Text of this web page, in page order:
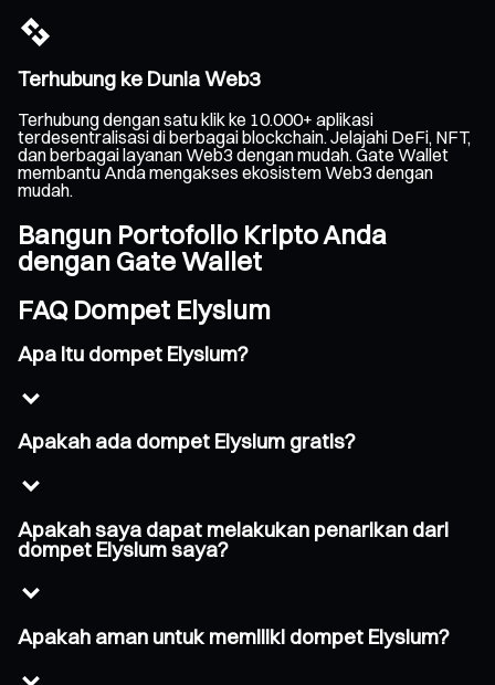
Terhubung ke Dunia Web3
Terhubung dengan satu klik ke 10.000+ aplikasi
terdesentralisasi di berbagai blockchain. Jelajahi DeFi, NFT,
dan berbagai layanan Web3 dengan mudah. Gate Wallet
membantu Anda mengakses ekosistem Web3 dengan
mudah.
Bangun Portofolio Kripto Anda
dengan Gate Wallet
FAQ Dompet Elysium
Apa itu dompet Elysium?
Apakah ada dompet Elysium gratis?
Apakah saya dapat melakukan penarikan dari
dompet Elysium saya?
Apakah aman untuk memiliki dompet Elysium?